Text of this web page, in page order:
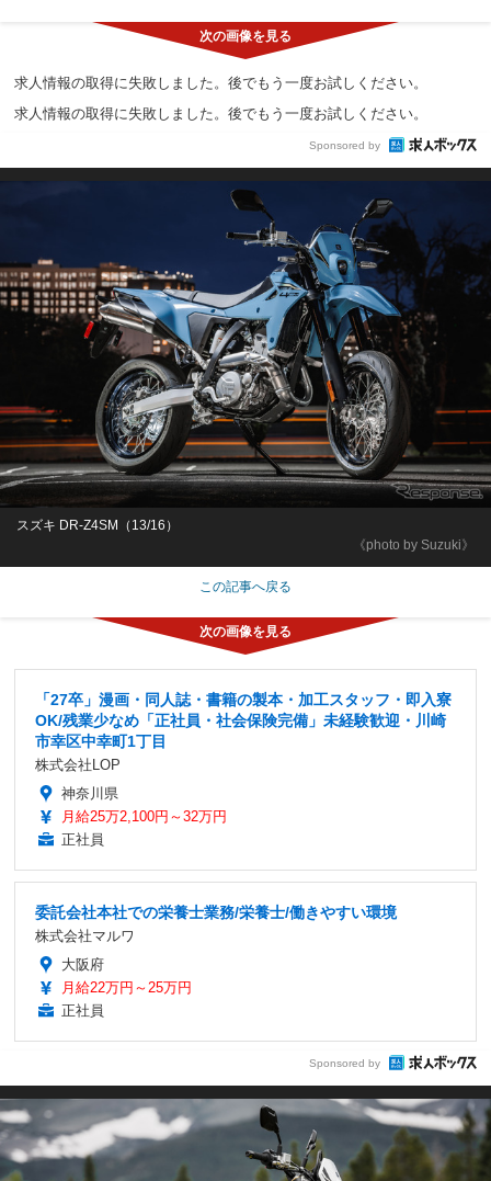
求人情報の取得に失敗しました。後でもう一度お試しください。
求人情報の取得に失敗しました。後でもう一度お試しください。
Sponsored by
《photo by Suzuki》
スズキ DR-Z4SM（13/16）
この記事へ戻る
「27卒」漫画・同人誌・書籍の製本・加工スタッフ・即入寮
OK/残業少なめ「正社員・社会保険完備」未経験歓迎・川崎
市幸区中幸町1丁目
株式会社LOP
神奈川県
月給25万2,100円～32万円
正社員
委託会社本社での栄養士業務/栄養士/働きやすい環境
株式会社マルワ
大阪府
月給22万円～25万円
正社員
Sponsored by